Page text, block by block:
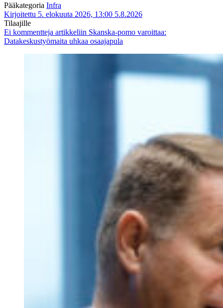
Pääkategoria Infra
Kirjoitettu 5. elokuuta 2026, 13:00 5.8.2026
Tilaajille
Ei kommentteja artikkeliin Skanska-pomo varoittaa:
Datakeskustyömaita uhkaa osaajapula